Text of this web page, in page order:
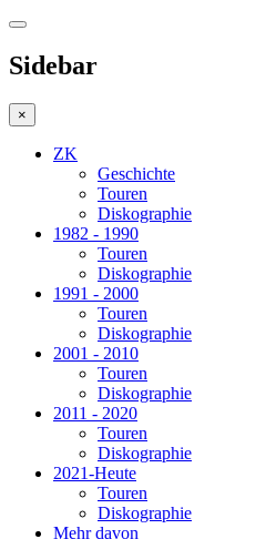
Sidebar
×
ZK
Geschichte
Touren
Diskographie
1982 - 1990
Touren
Diskographie
1991 - 2000
Touren
Diskographie
2001 - 2010
Touren
Diskographie
2011 - 2020
Touren
Diskographie
2021-Heute
Touren
Diskographie
Mehr davon